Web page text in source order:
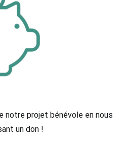
notre projet bénévole en nous
un don !